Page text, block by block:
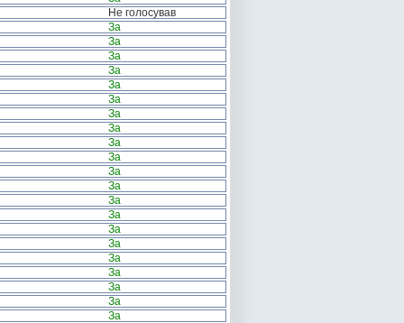
Не голосував
За
За
За
За
За
За
За
За
За
За
За
За
За
За
За
За
За
За
За
За
За